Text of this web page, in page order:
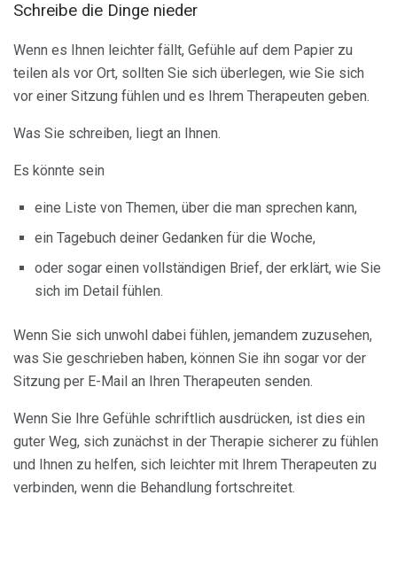
Schreibe die Dinge nieder
Wenn es Ihnen leichter fällt, Gefühle auf dem Papier zu
teilen als vor Ort, sollten Sie sich überlegen, wie Sie sich
vor einer Sitzung fühlen und es Ihrem Therapeuten geben.
Was Sie schreiben, liegt an Ihnen.
Es könnte sein
eine Liste von Themen, über die man sprechen kann,
ein Tagebuch deiner Gedanken für die Woche,
oder sogar einen vollständigen Brief, der erklärt, wie Sie
sich im Detail fühlen.
Wenn Sie sich unwohl dabei fühlen, jemandem zuzusehen,
was Sie geschrieben haben, können Sie ihn sogar vor der
Sitzung per E-Mail an Ihren Therapeuten senden.
Wenn Sie Ihre Gefühle schriftlich ausdrücken, ist dies ein
guter Weg, sich zunächst in der Therapie sicherer zu fühlen
und Ihnen zu helfen, sich leichter mit Ihrem Therapeuten zu
verbinden, wenn die Behandlung fortschreitet.